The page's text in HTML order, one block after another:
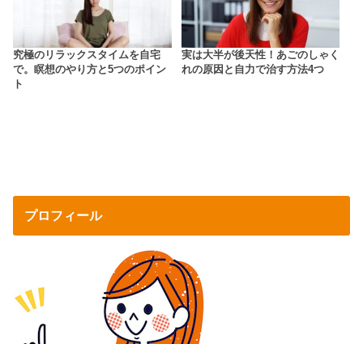
究極のリラックスタイムを自宅
で。瞑想のやり方と5つのポイン
ト
実は大半が後天性！あごのしゃく
れの原因と自力で治す方法4つ
プロフィール